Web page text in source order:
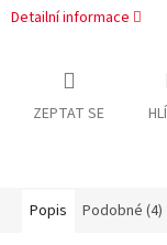
Detailní informace
ZEPTAT SE
Popis Podobné (4)